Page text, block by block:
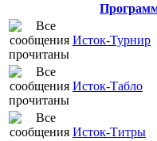
Исток-Турнир
Исток-Табло
Исток-Титры